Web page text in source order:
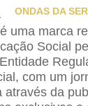
ONDAS DA
é uma marca
Social
com um
através da